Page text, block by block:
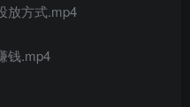
放方式.mp4
钱.mp4